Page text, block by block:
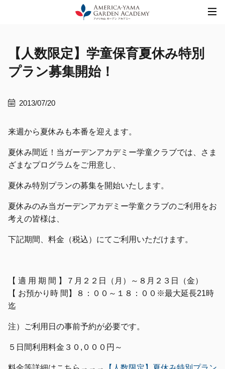
【人数限定】学童保育夏休み特別
プラン募集開始！
2013/07/20
来週から夏休みも本番を迎えます。
夏休み間近！当ガーデンアカデミー学童クラブでは、さま
ざまなプログラムをご用意し、
夏休み特別プランの募集を開始いたします。
夏休みのみ当ガーデンアカデミー学童クラブのご利用をお
考えの皆様は、
下記期間、料金（税込）にてご利用いただけます。
【 適 用 期 間 】７月２２日（月）～８月２３日（金）
【 お預かり時 間】８：００～１８：００※最大延長21時
迄
注）ご利用日の事前予約が必要です。
５日間利用料金３０,０００円～